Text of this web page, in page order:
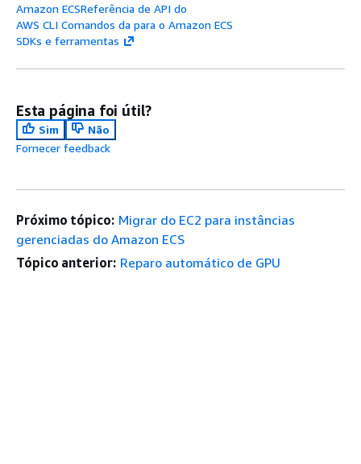
Amazon ECSReferência de API do
AWS CLI Comandos da para o Amazon ECS
SDKs e ferramentas
Esta página foi útil?
Sim
Não
Fornecer feedback
Próximo tópico: Migrar do EC2 para instâncias
gerenciadas do Amazon ECS
Tópico anterior: Reparo automático de GPU